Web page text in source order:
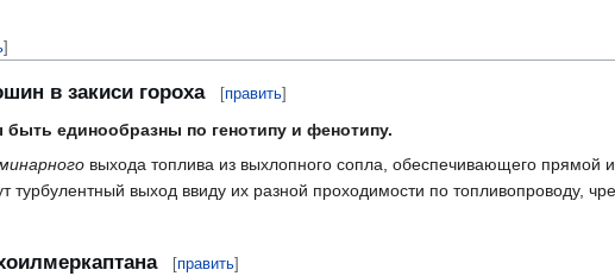
]
в закиси гороха [править]
единообразны по генотипу и фенотипу.
выхода топлива из выхлопного сопла, обеспечивающего прямой
турбулентный выход ввиду их разной проходимости по топливопроводу,
[править]